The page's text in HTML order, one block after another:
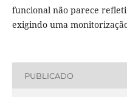
funcional não parece
exigindo uma
PUBLICADO